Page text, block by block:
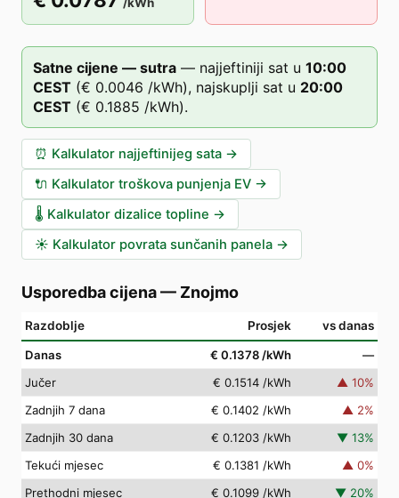
Satne cijene — sutra — najjeftiniji sat u 10:00
CEST (€ 0.0046 /kWh), najskuplji sat u 20:00
CEST (€ 0.1885 /kWh).
⏰ Kalkulator najjeftinijeg sata →
🔌 Kalkulator troškova punjenja EV →
🌡️ Kalkulator dizalice topline →
☀️ Kalkulator povrata sunčanih panela →
Usporedba cijena— Znojmo
Razdoblje Prosjek vs danas
Danas € 0.1378 /kWh
—
Jučer
€ 0.1514 /kWh ▲ 10%
Zadnjih 7 dana
€ 0.1402 /kWh ▲ 2%
Zadnjih 30 dana
€ 0.1203 /kWh ▼ 13%
Tekući mjesec
€ 0.1381 /kWh ▲ 0%
Prethodni mjesec
€ 0.1099 /kWh ▼ 20%